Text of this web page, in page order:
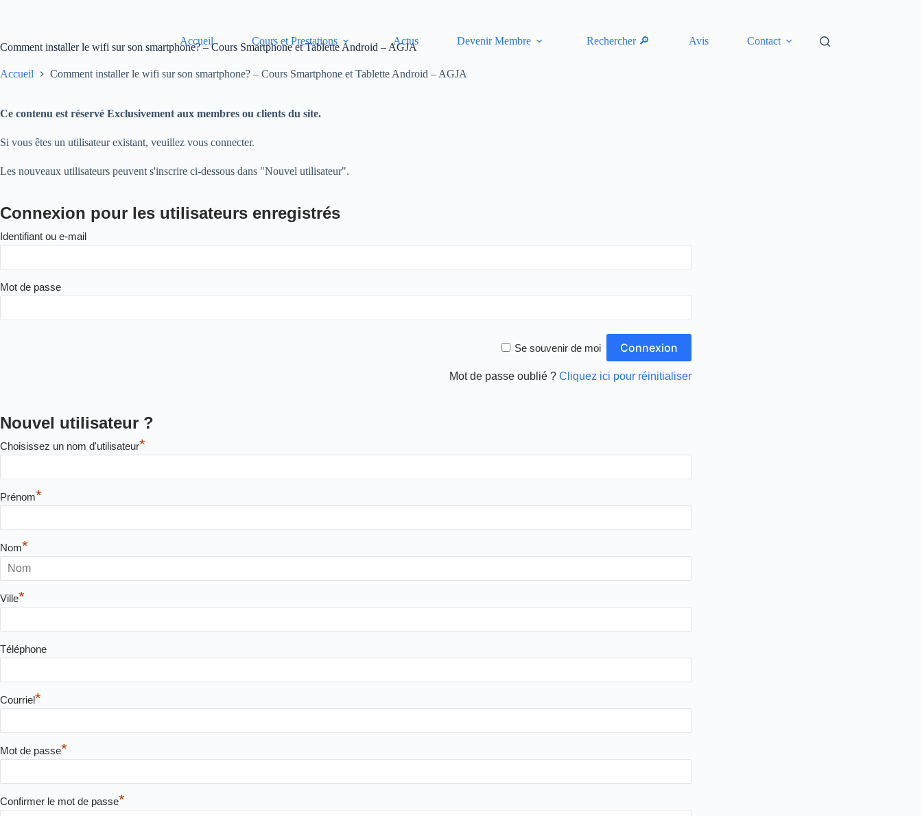
Accueil
Cours et Prestations Actus Devenir Membre Rechercher 🔎 Avis Contact
Comment installer le wifi sur son smartphone? – Cours Smartphone et Tablette Android – AGJA
Accueil Comment installer le wifi sur son smartphone? – Cours Smartphone et Tablette Android – AGJA
Ce contenu est réservé Exclusivement aux membres ou clients du site.
Si vous êtes un utilisateur existant, veuillez vous connecter.
Les nouveaux utilisateurs peuvent s'inscrire ci-dessous dans "Nouvel utilisateur".
Connexion pour les utilisateurs enregistrés
Identifiant ou e-mail
Mot de passe
Se souvenir de moi
Mot de passe oublié ? Cliquez ici pour réinitialiser
Nouvel utilisateur ?
Choisissez un nom d'utilisateur*
Prénom*
Nom*
Ville*
Téléphone
Courriel*
Mot de passe*
Confirmer le mot de passe*